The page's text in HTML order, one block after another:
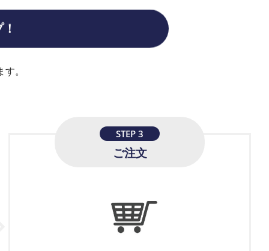
。
STEP 3
ご注文